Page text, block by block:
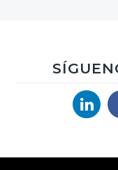
Linkedin